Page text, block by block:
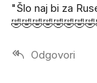
"Šlo naj bi za
Odgovori